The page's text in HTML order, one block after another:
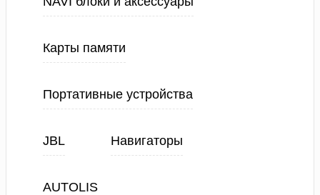
Карты памяти
Портативные устройства
JBL Навигаторы
AUTOLIS